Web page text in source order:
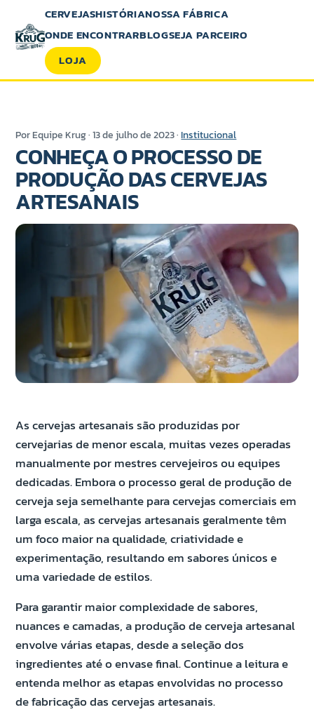
CERVEJASHISTÓRIANOSSA FÁBRICA
ONDE ENCONTRARBLOGSEJA PARCEIRO
LOJA
Por Equipe Krug · 13 de julho de 2023 ·Institucional
CONHEÇA O PROCESSO DE
PRODUÇÃO DAS CERVEJAS
ARTESANAIS
As cervejas artesanais são produzidas por
cervejarias de menor escala, muitas vezes operadas
manualmente por mestres cervejeiros ou equipes
dedicadas. Embora o processo geral de produção de
cerveja seja semelhante para cervejas comerciais em
larga escala, as cervejas artesanais geralmente têm
um foco maior na qualidade, criatividade e
experimentação, resultando em sabores únicos e
uma variedade de estilos.
Para garantir maior complexidade de sabores,
nuances e camadas, a produção de cerveja artesanal
envolve várias etapas, desde a seleção dos
ingredientes até o envase final. Continue a leitura e
entenda melhor as etapas envolvidas no processo
de fabricação das cervejas artesanais.